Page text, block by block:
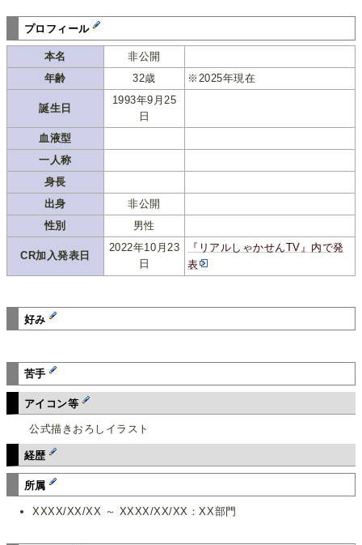
プロフィール
本名
非公開
年齢
32歳 ※2025年現在
誕生日
1993年9月25
日
血液型
一人称
身長
出身
非公開
性別
男性
CR加入発表日
2022年10月23
日
『リアルしゃかせんTV』内で発
表
好み
苦手
アイコン等
公式描きおろしイラスト
経歴
所属
XXXX/XX/XX ～ XXXX/XX/XX：XX部門